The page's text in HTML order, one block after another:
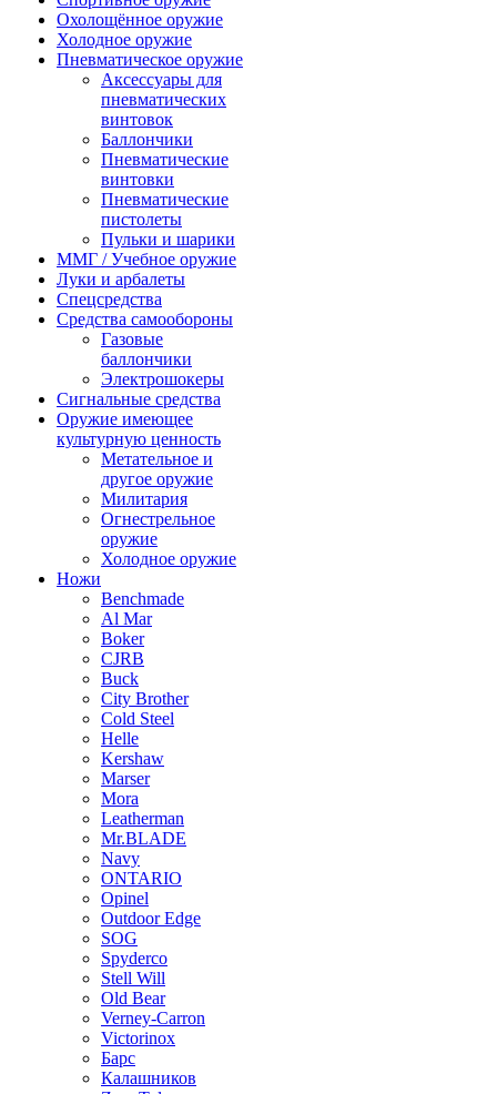
Охолощённое оружие
Холодное оружие
Пневматическое оружие
Аксессуары для
пневматических
винтовок
Баллончики
Пневматические
винтовки
Пневматические
пистолеты
Пульки и шарики
ММГ / Учебное оружие
Луки и арбалеты
Спецсредства
Средства самообороны
Газовые
баллончики
Электрошокеры
Сигнальные средства
Оружие имеющее
культурную ценность
Метательное и
другое оружие
Милитария
Огнестрельное
оружие
Холодное оружие
Ножи
Benchmade
Al Mar
Boker
CJRB
Buck
City Brother
Cold Steel
Helle
Kershaw
Marser
Mora
Leatherman
Mr.BLADE
Navy
ONTARIO
Opinel
Outdoor Edge
SOG
Spyderco
Stell Will
Old Bear
Verney-Carron
Victorinox
Барс
Калашников